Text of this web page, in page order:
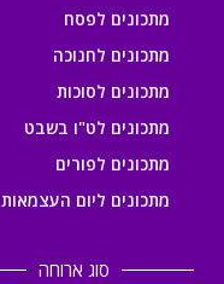
מתכונים לפסח
מתכונים לחנוכה
מתכונים לסוכות
מתכונים לט"ו בשבט
מתכונים לפורים
מתכונים ליום העצמאות
סוג ארוחה